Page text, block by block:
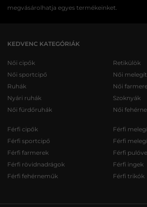
megvásárolhatja egyes termékeinket.
KEDVENC KATEGÓRIÁK
Női cipők
Női sportcipő
Ruhák
Nyári ruhák
Női fürdőruhák
Retikülök
Női
Női
Szoknyák
Női
Férfi cipők
Férfi sportcipő
Férfi farmerek
Férfi rövidnadrágok
Férfi fehérneműk
Férfi
Férfi
Férfi
Férfi ingek
Férfi trikók